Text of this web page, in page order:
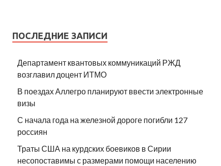
ПОСЛЕДНИЕ ЗАПИСИ
Департамент квантовых коммуникаций РЖД
возглавил доцент ИТМО
В поездах Аллегро планируют ввести электронные
визы
С начала года на железной дороге погибли 127
россиян
Траты США на курдских боевиков в Сирии
несопоставимы с размерами помощи населению